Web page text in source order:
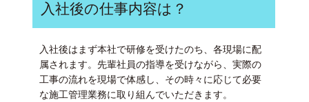
入社後の仕事内容は？
入社後はまず本社で研修を受けたのち、各現場に配
属されます。先輩社員の指導を受けながら、実際の
工事の流れを現場で体感し、その時々に応じて必要
な施工管理業務に取り組んでいただきます。